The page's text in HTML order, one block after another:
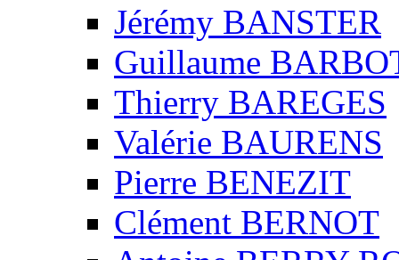
Jérémy BANSTER
Guillaume
Thierry BAREGES
Valérie BAURENS
Pierre BENEZIT
Clément BERNOT